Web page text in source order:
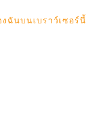
ฉันบนเบราว์เซอร์นี้